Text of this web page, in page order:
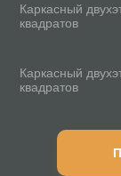
Каркасный
квадратов
160 м²
Каркасный
квадратов